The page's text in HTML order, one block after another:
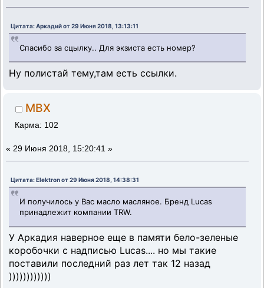
Цитата: Аркадий от 29 Июня 2018, 13:13:11
Спасибо за сцылку.. Для экзиста есть номер?
Ну полистай тему,там есть ссылки.
MBX
Карма: 102
« 29 Июня 2018, 15:20:41 »
Цитата: Elektron от 29 Июня 2018, 14:38:31
И получилось у Вас масло масляное. Бренд Lucas
принадлежит компании TRW.
У Аркадия наверное еще в памяти бело-зеленые
коробочки с надписью Lucas.... но мы такие
поставили последний раз лет так 12 назад
))))))))))))